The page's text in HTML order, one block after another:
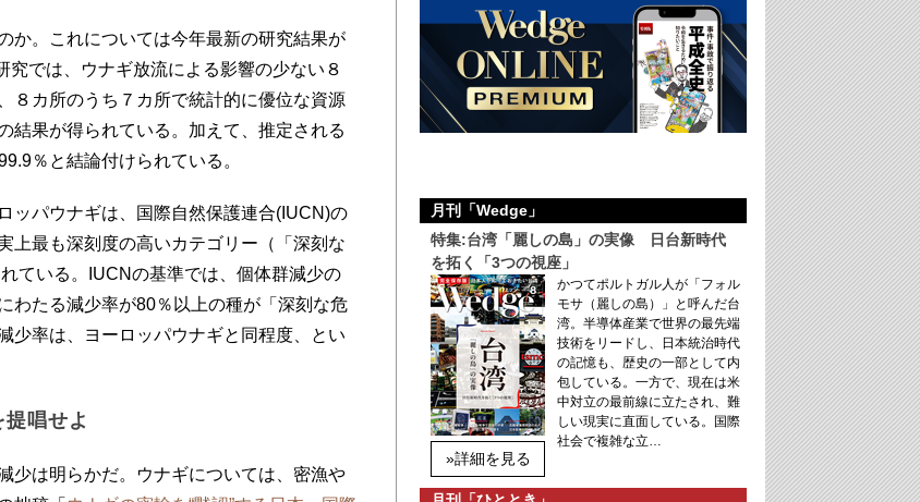
。これについては今年最新の研究結果が
究では、ウナギ放流による影響の少ない８
８カ所のうち７カ所で統計的に優位な資源
結果が得られている。加えて、推定される
％と結論付けられている。
パウナギは、国際自然保護連合(IUCN)の
上最も深刻度の高いカテゴリー（「深刻な
ている。IUCNの基準では、個体群減少の
わたる減少率が80％以上の種が「深刻な危
少率は、ヨーロッパウナギと同程度、とい
唱せよ
は明らかだ。ウナギについては、密漁や
月刊「Wedge」
特集:台湾「麗しの島」の実像 日台新時代
を拓く「3つの視座」
»詳細を見る
かつてポルトガル人が「フォル
モサ（麗しの島）」と呼んだ台
湾。半導体産業で世界の最先端
技術をリードし、日本統治時代
の記憶も、歴史の一部として内
包している。一方で、現在は米
中対立の最前線に立たされ、難
しい現実に直面している。国際
社会で複雑な立…